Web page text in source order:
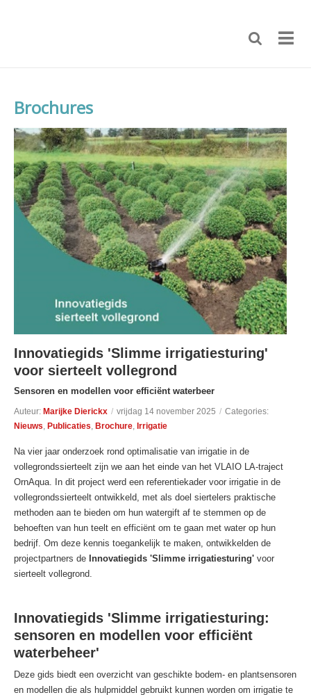
Brochures
Innovatiegids 'Slimme irrigatiesturing'
voor sierteelt vollegrond
Sensoren en modellen voor efficiënt waterbeer
Auteur: Marijke Dierickx / vrijdag 14 november 2025 / Categories:
Nieuws Publicaties Brochure Irrigatie
Na vier jaar onderzoek rond optimalisatie van irrigatie in de
vollegrondssierteelt zijn we aan het einde van het VLAIO LA-traject
OrnAqua. In dit project werd een referentiekader voor irrigatie in de
vollegrondssierteelt ontwikkeld, met als doel siertelers praktische
methoden aan te bieden om hun watergift af te stemmen op de
behoeften van hun teelt en efficiënt om te gaan met water op hun
bedrijf. Om deze kennis toegankelijk te maken, ontwikkelden de
projectpartners de Innovatiegids 'Slimme irrigatiesturing' voor
sierteelt vollegrond.
Innovatiegids 'Slimme irrigatiesturing:
sensoren en modellen voor efficiënt
waterbeheer'
Deze gids biedt een overzicht van geschikte bodem- en plantsensoren
en modellen die als hulpmiddel gebruikt kunnen worden om irrigatie te